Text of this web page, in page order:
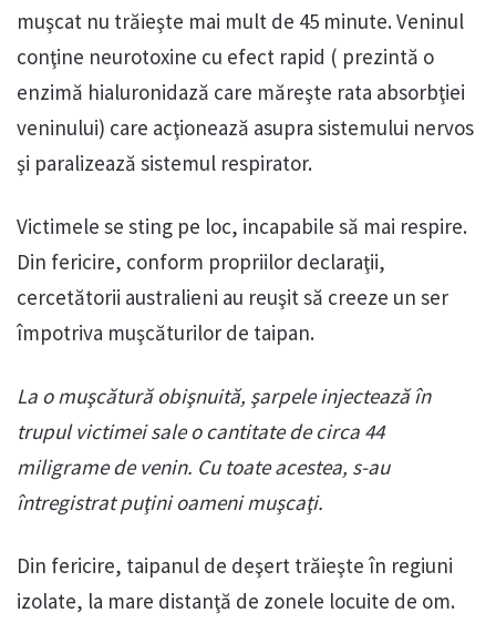
muşcat nu trăieşte mai mult de 45 minute. Veninul
conţine neurotoxine cu efect rapid ( prezintă o
enzimă hialuronidază care măreşte rata absorbţiei
veninului) care acţionează asupra sistemului nervos
şi paralizează sistemul respirator.
Victimele se sting pe loc, incapabile să mai respire.
Din fericire, conform propriilor declaraţii,
cercetătorii australieni au reuşit să creeze un ser
împotriva muşcăturilor de taipan.
La o muşcătură obişnuită, şarpele injectează în
trupul victimei sale o cantitate de circa 44
miligrame de venin. Cu toate acestea, s-au
întregistrat puţini oameni muşcaţi.
Din fericire, taipanul de deşert trăieşte în regiuni
izolate, la mare distanţă de zonele locuite de om.